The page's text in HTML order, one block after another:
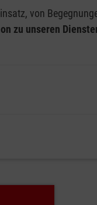
von
zu unseren
und beide